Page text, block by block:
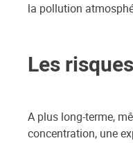
la pollution
Les
A plus long-terme,
concentration, une